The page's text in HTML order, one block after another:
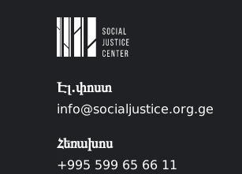
Էլ.փոստ
info@socialjustice.org.ge
Հեռախոս
+995 599 65 66 11